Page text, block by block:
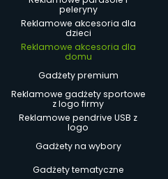
peleryny
Reklamowe akcesoria dla
dzieci
Reklamowe akcesoria dla
domu
Gadżety premium
Reklamowe gadżety sportowe
z logo firmy
Reklamowe pendrive USB z
logo
Gadżety na wybory
Gadżety tematyczne